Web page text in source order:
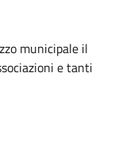
municipale il
e tanti